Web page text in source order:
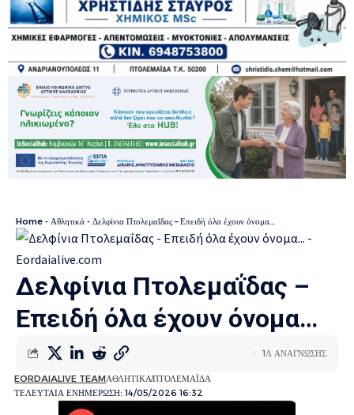
Home - Αθλητικά - Δελφίνια Πτολεμαΐδας – Επειδή όλα έχουν όνομα…
Δελφίνια Πτολεμαΐδας –
Επειδή όλα έχουν όνομα…
ΤΕΛΕΥΤΑΙΑ ΕΝΗΜΕΡΩΣΗ: 14/05/2026 16:32
EORDAIALIVE TEAMΑΘΛΗΤΙΚΑΠΤΟΛΕΜΑΪΔΑ
1Λ ΑΝΑΓΝΩΣΗΣ